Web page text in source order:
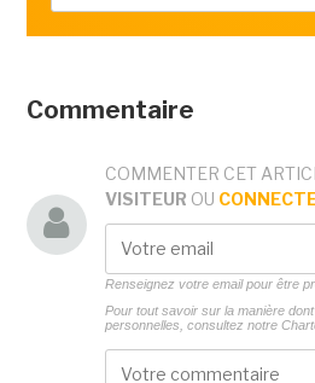
Commentaire
COMMENTER CET
VISITEUR OU
Renseignez votre email pour être
Pour tout savoir sur la manière
personnelles, consultez notre